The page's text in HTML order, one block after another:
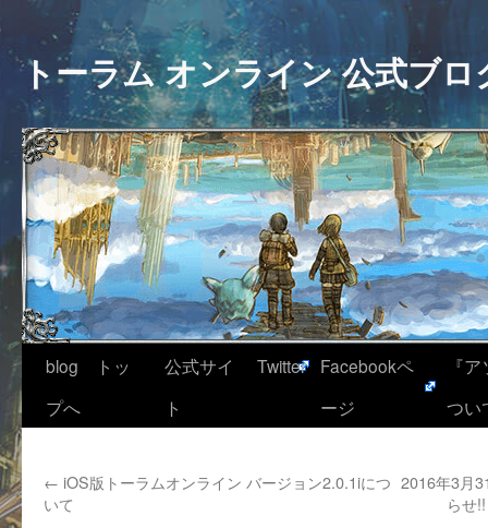
トーラム オンライン 公式ブロ
blog トッ
プへ
公式サイ
ト
Twitter
Facebookペ
ージ
『
つい
← iOS版トーラムオンライン バージョン2.0.1iにつ
いて
2016年3月
らせ